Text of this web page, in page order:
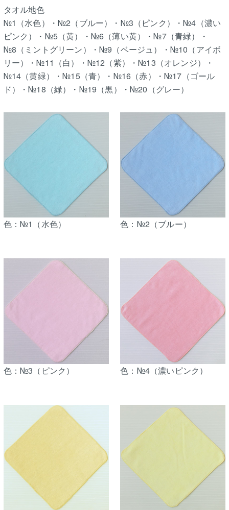
タオル地色
№1（水色）・№2（ブルー）・№3（ピンク）・№4（濃い
ピンク）・№5（黄）・№6（薄い黄）・№7（青緑）・
№8（ミントグリーン）・№9（ベージュ）・№10（アイボ
リー）・№11（白）・№12（紫）・№13（オレンジ）・
№14（黄緑）・№15（青）・№16（赤）・№17（ゴール
ド）・№18（緑）・№19（黒）・№20（グレー）
色：№1（水色） 色：№2（ブルー）
色：№3（ピンク） 色：№4（濃いピンク）